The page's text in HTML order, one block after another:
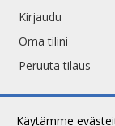
Käytämme
Kirjaudu
Oma tilini
Peruuta tilaus